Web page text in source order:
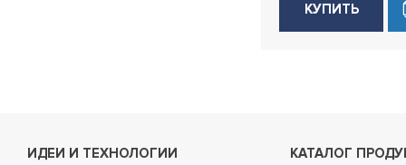
КУПИТЬ
ИДЕИ И ТЕХНОЛОГИИ КАТАЛОГ